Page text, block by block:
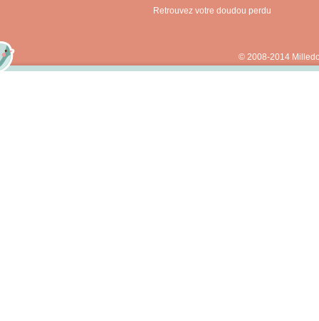
Retrouvez votre doudou perdu
© 2008-2014